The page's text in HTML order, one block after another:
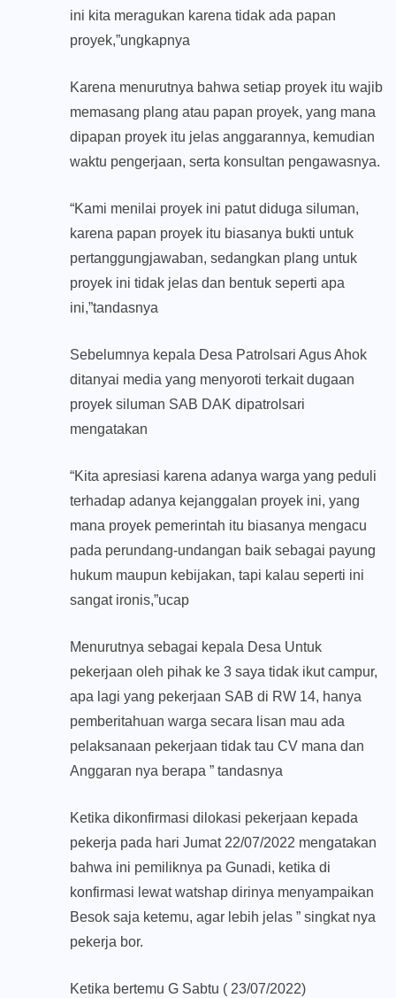
ini kita meragukan karena tidak ada papan
proyek,”ungkapnya
Karena menurutnya bahwa setiap proyek itu wajib
memasang plang atau papan proyek, yang mana
dipapan proyek itu jelas anggarannya, kemudian
waktu pengerjaan, serta konsultan pengawasnya.
“Kami menilai proyek ini patut diduga siluman,
karena papan proyek itu biasanya bukti untuk
pertanggungjawaban, sedangkan plang untuk
proyek ini tidak jelas dan bentuk seperti apa
ini,”tandasnya
Sebelumnya kepala Desa Patrolsari Agus Ahok
ditanyai media yang menyoroti terkait dugaan
proyek siluman SAB DAK dipatrolsari
mengatakan
“Kita apresiasi karena adanya warga yang peduli
terhadap adanya kejanggalan proyek ini, yang
mana proyek pemerintah itu biasanya mengacu
pada perundang-undangan baik sebagai payung
hukum maupun kebijakan, tapi kalau seperti ini
sangat ironis,”ucap
Menurutnya sebagai kepala Desa Untuk
pekerjaan oleh pihak ke 3 saya tidak ikut campur,
apa lagi yang pekerjaan SAB di RW 14, hanya
pemberitahuan warga secara lisan mau ada
pelaksanaan pekerjaan tidak tau CV mana dan
Anggaran nya berapa ” tandasnya
Ketika dikonfirmasi dilokasi pekerjaan kepada
pekerja pada hari Jumat 22/07/2022 mengatakan
bahwa ini pemiliknya pa Gunadi, ketika di
konfirmasi lewat watshap dirinya menyampaikan
Besok saja ketemu, agar lebih jelas ” singkat nya
pekerja bor.
Ketika bertemu G Sabtu ( 23/07/2022)